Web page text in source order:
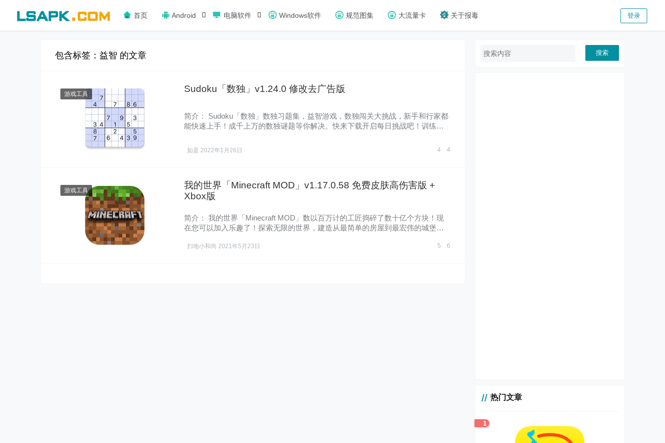
首页 Android 电脑软件 Windows软件 规范图集 大流量卡 关于报毒 登录
包含标签：益智 的文章
游戏工具 Sudoku「数独」v1.24.0 修改去广告版
简介： Sudoku「数独」数独习题集，益智游戏，数独闯关大挑战，新手和行家都
能快速上手！成千上万的数独谜题等你解决。快来下载开启每日挑战吧！训练大
如是 2022年1月26日 4 4
游戏工具
我的世界「Minecraft MOD」v1.17.0.58 免费皮肤高伤害版 +
Xbox版
简介： 我的世界「Minecraft MOD」数以百万计的工匠捣碎了数十亿个方块！现
在您可以加入乐趣了！探索无限的世界，建造从最简单的房屋到最宏伟的城堡的
扫地小和尚 2021年5月23日 5 6
搜索
热门文章
1